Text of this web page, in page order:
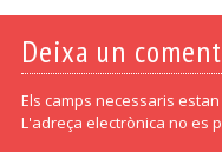
Deixa un
Els camps necessaris
L'adreça electrònica no es